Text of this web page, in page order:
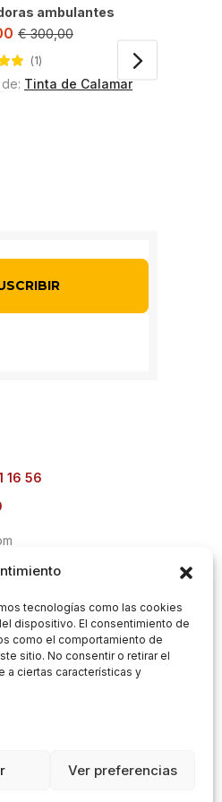
tecnologías como las cookies
dispositivo. El consentimiento de
como el comportamiento de
sitio. No consentir o retirar el
a ciertas características y
Ver preferencias
ambulantes
€300,00
1
Tinta de Calamar
16 56